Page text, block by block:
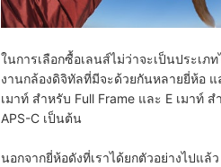
ในการเลือกซื้อเลนส์ไม่ว่าจะเป็นประเ
งานกล้องดิจิทัลที่มีจะด้วยกันหลายยี่ห้อ แ
เมาท์ สำหรับ Full Frame และ E เมาท์
APS-C เป็นต้น
นอกจากยี่ห้อดังที่เราได้ยกตัวอย่างไปแ